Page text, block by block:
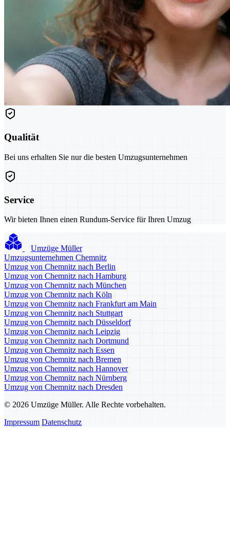
Qualität
Bei uns erhalten Sie nur die besten Umzugsunternehmen
Service
Wir bieten Ihnen einen Rundum-Service für Ihren Umzug
Umzüge Müller
Umzugsunternehmen Chemnitz
Umzug von Chemnitz nach Berlin
Umzug von Chemnitz nach Hamburg
Umzug von Chemnitz nach München
Umzug von Chemnitz nach Köln
Umzug von Chemnitz nach Frankfurt am Main
Umzug von Chemnitz nach Stuttgart
Umzug von Chemnitz nach Düsseldorf
Umzug von Chemnitz nach Leipzig
Umzug von Chemnitz nach Dortmund
Umzug von Chemnitz nach Essen
Umzug von Chemnitz nach Bremen
Umzug von Chemnitz nach Hannover
Umzug von Chemnitz nach Nürnberg
Umzug von Chemnitz nach Dresden
© 2026 Umzüge Müller. Alle Rechte vorbehalten.
Impressum Datenschutz